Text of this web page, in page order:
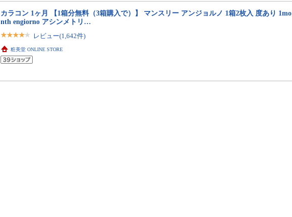
カラコン 1ヶ月 【1箱分無料（3箱購入で）】 マンスリー アンジョルノ 1箱2枚入 度あり 1mo
nth engiorno アシンメトリ…
レビュー(1,642件)
粧美堂 ONLINE STORE